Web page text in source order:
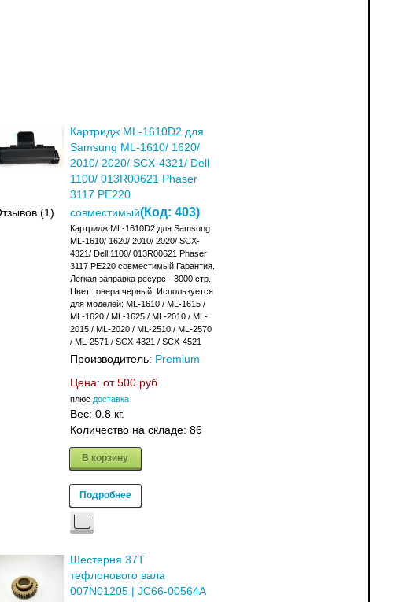
(1)
Картридж ML-1610D2 для
Samsung ML-1610/ 1620/
2010/ 2020/ SCX-4321/ Dell
1100/ 013R00621 Phaser
3117 PE220
совместимый(Код: 403)
Картридж ML-1610D2 для Samsung
ML-1610/ 1620/ 2010/ 2020/ SCX-
4321/ Dell 1100/ 013R00621 Phaser
3117 PE220 совместимый Гарантия.
Легкая заправка ресурс - 3000 стр.
Цвет тонера черный. Используется
для моделей: ML-1610 / ML-1615 /
ML-1620 / ML-1625 / ML-2010 / ML-
2015 / ML-2020 / ML-2510 / ML-2570
/ ML-2571 / SCX-4321 / SCX-4521
Производитель: Premium
Цена: от 500 руб
плюс доставка
Вес: 0.8 кг.
Количество на складе: 86
В корзину
Подробнее
Шестерня 37T
тефлонового вала
007N01205 | JC66-00564A